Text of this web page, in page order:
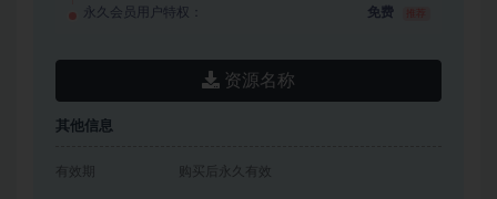
永久会员用户特权： 免费
资源名称
其他信息
有效期 购买后永久有效